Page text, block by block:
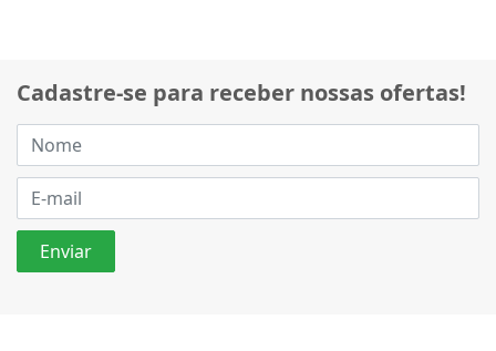
Cadastre-se para receber nossas ofertas!